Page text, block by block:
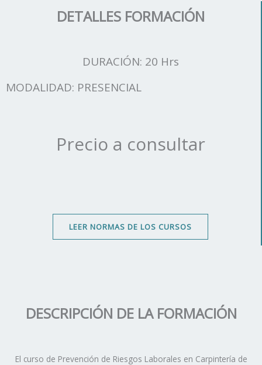
DETALLES FORMACIÓN
DURACIÓN: 20 Hrs
MODALIDAD: PRESENCIAL
Precio a consultar
LEER NORMAS DE LOS CURSOS
DESCRIPCIÓN DE LA FORMACIÓN
El curso de Prevención de Riesgos Laborales en Carpintería de